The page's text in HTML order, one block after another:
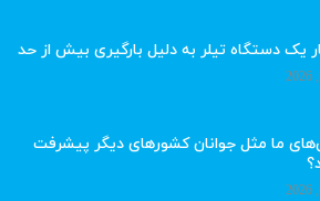
یک دستگاه تیلر به دلیل بارگیری بیش از حد
ما مثل جوانان کشورهای دیگر پیشرفت